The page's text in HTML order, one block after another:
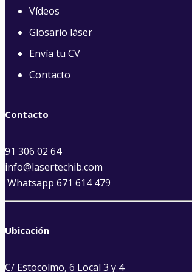
Vídeos
Glosario láser
Envía tu CV
Contacto
Contacto
91 306 02 64
info@lasertechib.com
Whatsapp 671 614 479
Ubicación
C/ Estocolmo, 6 Local 3 y 4